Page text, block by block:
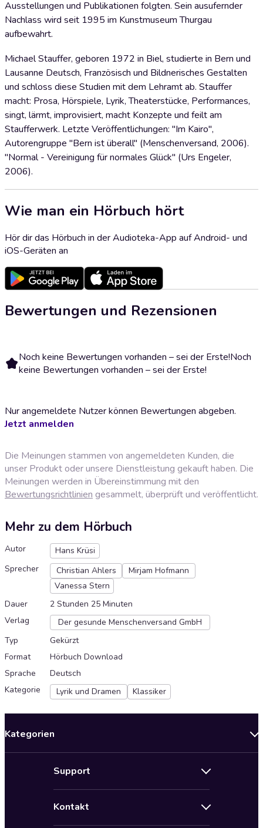
Ausstellungen und Publikationen folgten. Sein ausufernder
Nachlass wird seit 1995 im Kunstmuseum Thurgau
aufbewahrt.
Michael Stauffer, geboren 1972 in Biel, studierte in Bern und
Lausanne Deutsch, Französisch und Bildnerisches Gestalten
und schloss diese Studien mit dem Lehramt ab. Stauffer
macht: Prosa, Hörspiele, Lyrik, Theaterstücke, Performances,
singt, lärmt, improvisiert, macht Konzepte und feilt am
Staufferwerk. Letzte Veröffentlichungen: "Im Kairo",
Autorengruppe "Bern ist überall" (Menschenversand, 2006).
"Normal - Vereinigung für normales Glück" (Urs Engeler,
2006).
Wie man ein Hörbuch hört
Hör dir das Hörbuch in der Audioteka-App auf Android- und
iOS-Geräten an
Bewertungen und Rezensionen
Noch keine Bewertungen vorhanden – sei der Erste!Noch
keine Bewertungen vorhanden – sei der Erste!
Nur angemeldete Nutzer können Bewertungen abgeben.
Jetzt anmelden
Die Meinungen stammen von angemeldeten Kunden, die
unser Produkt oder unsere Dienstleistung gekauft haben. Die
Meinungen werden in Übereinstimmung mit den
Bewertungsrichtlinien gesammelt, überprüft und veröffentlicht.
Mehr zu dem Hörbuch
Autor
Hans Krüsi
Sprecher
Christian Ahlers
Mirjam Hofmann
Vanessa Stern
Dauer
2 Stunden 25 Minuten
Verlag
Der gesunde Menschenversand GmbH
Typ
Gekürzt
Format
Hörbuch Download
Sprache
Deutsch
Kategorie
Lyrik und Dramen Klassiker
Kategorien
Support
Kontakt